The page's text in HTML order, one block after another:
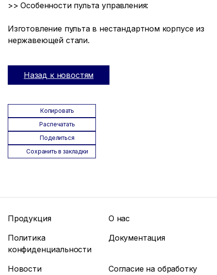
>> Особенности пульта управления:
Изготовление пульта в нестандартном корпусе из
нержавеющей стали.
Назад к новостям
Копировать
Распечатать
Поделиться
Сохранить в закладки
Продукция
О нас
Политика
конфиденциальности
Документация
Новости Согласие на обработку